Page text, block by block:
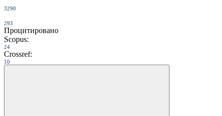
3290
293
Процитировано
Scopus:
24
Crossref:
10